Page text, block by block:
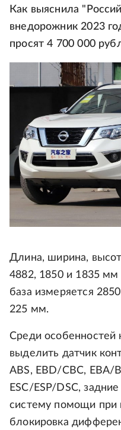
Как выяснила
внедорожник 2023
просят 4 700 000
Длина, ширина,
4882, 1850 и 1835 мм
база измеряется
225 мм.
Среди
выделить датчик
ABS, EBD/CBC, EBA/
ESC/ESP/DSC,
систему помощи при
блокировка